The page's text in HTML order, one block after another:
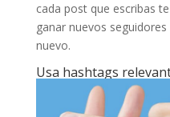
cada post que escribas
ganar nuevos
nuevo.
Usa hashtags